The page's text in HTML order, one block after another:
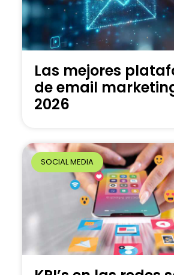
Las mejores
de email
2026
SOCIAL MEDIA